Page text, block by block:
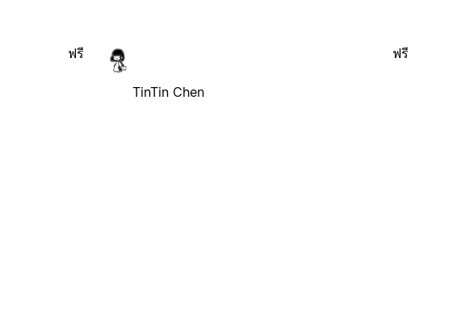
ฟรี
TinTin Chen
ฟรี